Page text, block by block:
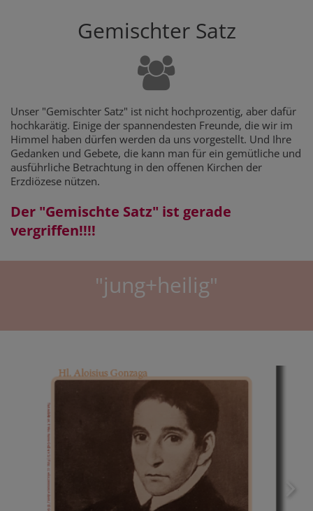
Gemischter Satz
Unser "Gemischter Satz" ist nicht hochprozentig, aber dafür
hochkarätig. Einige der spannendesten Freunde, die wir im
Himmel haben dürfen werden da uns vorgestellt. Und Ihre
Gedanken und Gebete, die kann man für ein gemütliche und
ausführliche Betrachtung in den offenen Kirchen der
Erzdiözese nützen.
Der "Gemischte Satz" ist gerade
vergriffen!!!!
"jung+heilig"
"Er will, dass wir die schlechten Kleider der Eigenliebe
ablegen und mit der Liebe uns bekleiden..."
Hl. Aloysius Gonzaga